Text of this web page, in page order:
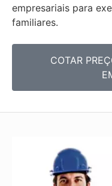
empresariais para
familiares.
COTAR